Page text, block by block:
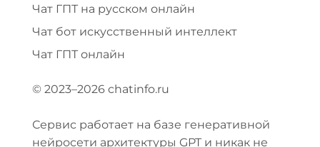
Чат ГПТ на русском онлайн
Чат бот искусственный интеллект
Чат ГПТ онлайн
© 2023–2026 chatinfo.ru
Сервис работает на базе генеративной
нейросети архитектуры GPT и никак не